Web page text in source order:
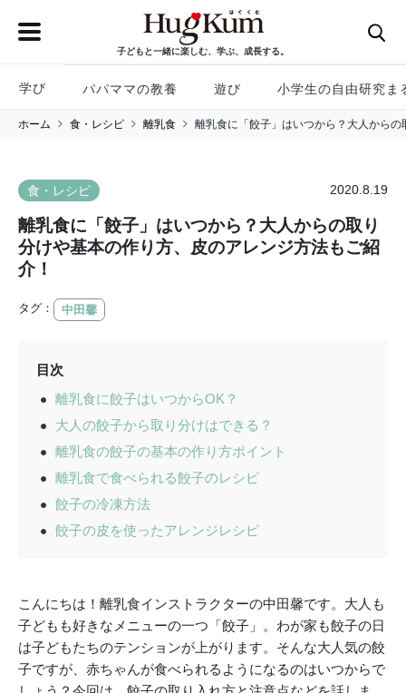
子どもと一緒に楽しむ、学ぶ、成長する。
学び パパママの教養 遊び 小学生の自由研究ま
ホーム 食・レシピ 離乳食 離乳食に「餃子」はいつから？大人から
食・レシピ 2020.8.19
離乳食に「餃子」はいつから？大人からの取り
分けや基本の作り方、皮のアレンジ方法もご紹
介！
タグ： 中田馨
目次
離乳食に餃子はいつからOK？
大人の餃子から取り分けはできる？
離乳食の餃子の基本の作り方ポイント
離乳食で食べられる餃子のレシピ
餃子の冷凍方法
餃子の皮を使ったアレンジレシピ
こんにちは！離乳食インストラクターの中田馨です。大人も
子どもも好きなメニューの一つ「餃子」。わが家も餃子の日
は子どもたちのテンションが上がります。そんな大人気の餃
子ですが、赤ちゃんが食べられるようになるのはいつからで